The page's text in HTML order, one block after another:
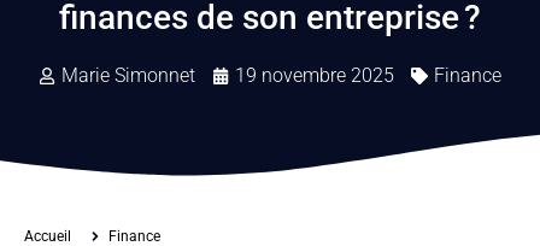
finances de son entreprise ?
Marie Simonnet 19 novembre 2025 Finance
Accueil
Finance